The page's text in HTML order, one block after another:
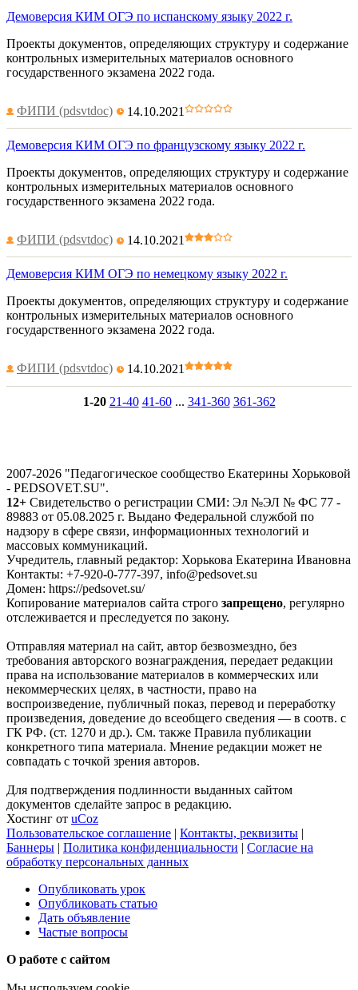
Демоверсия КИМ ОГЭ по испанскому языку 2022 г.
Проекты документов, определяющих структуру и содержание
контрольных измерительных материалов основного
государственного экзамена 2022 года.
ФИПИ (pdsvtdoc) 14.10.2021
Демоверсия КИМ ОГЭ по французскому языку 2022 г.
Проекты документов, определяющих структуру и содержание
контрольных измерительных материалов основного
государственного экзамена 2022 года.
ФИПИ (pdsvtdoc) 14.10.2021
Демоверсия КИМ ОГЭ по немецкому языку 2022 г.
Проекты документов, определяющих структуру и содержание
контрольных измерительных материалов основного
государственного экзамена 2022 года.
ФИПИ (pdsvtdoc) 14.10.2021
1-20 21-40 41-60 ... 341-360 361-362
2007-2026 "Педагогическое сообщество Екатерины Хорьковой
- PEDSOVET.SU".
12+ Свидетельство о регистрации СМИ: Эл №ЭЛ № ФС 77 -
89883 от 05.08.2025 г. Выдано Федеральной службой по
надзору в сфере связи, информационных технологий и
массовых коммуникаций.
Учредитель, главный редактор: Хорькова Екатерина Ивановна
Контакты: +7-920-0-777-397, info@pedsovet.su
Домен: https://pedsovet.su/
Копирование материалов сайта строго запрещено, регулярно
отслеживается и преследуется по закону.
Отправляя материал на сайт, автор безвозмездно, без
требования авторского вознаграждения, передает редакции
права на использование материалов в коммерческих или
некоммерческих целях, в частности, право на
воспроизведение, публичный показ, перевод и переработку
произведения, доведение до всеобщего сведения — в соотв. с
ГК РФ. (ст. 1270 и др.). См. также Правила публикации
конкретного типа материала. Мнение редакции может не
совпадать с точкой зрения авторов.
Для подтверждения подлинности выданных сайтом
документов сделайте запрос в редакцию.
Хостинг от uCoz
Пользовательское соглашение | Контакты, реквизиты |
Баннеры | Политика конфиденциальности | Согласие на
обработку персональных данных
Опубликовать урок
Опубликовать статью
Дать объявление
Частые вопросы
О работе с сайтом